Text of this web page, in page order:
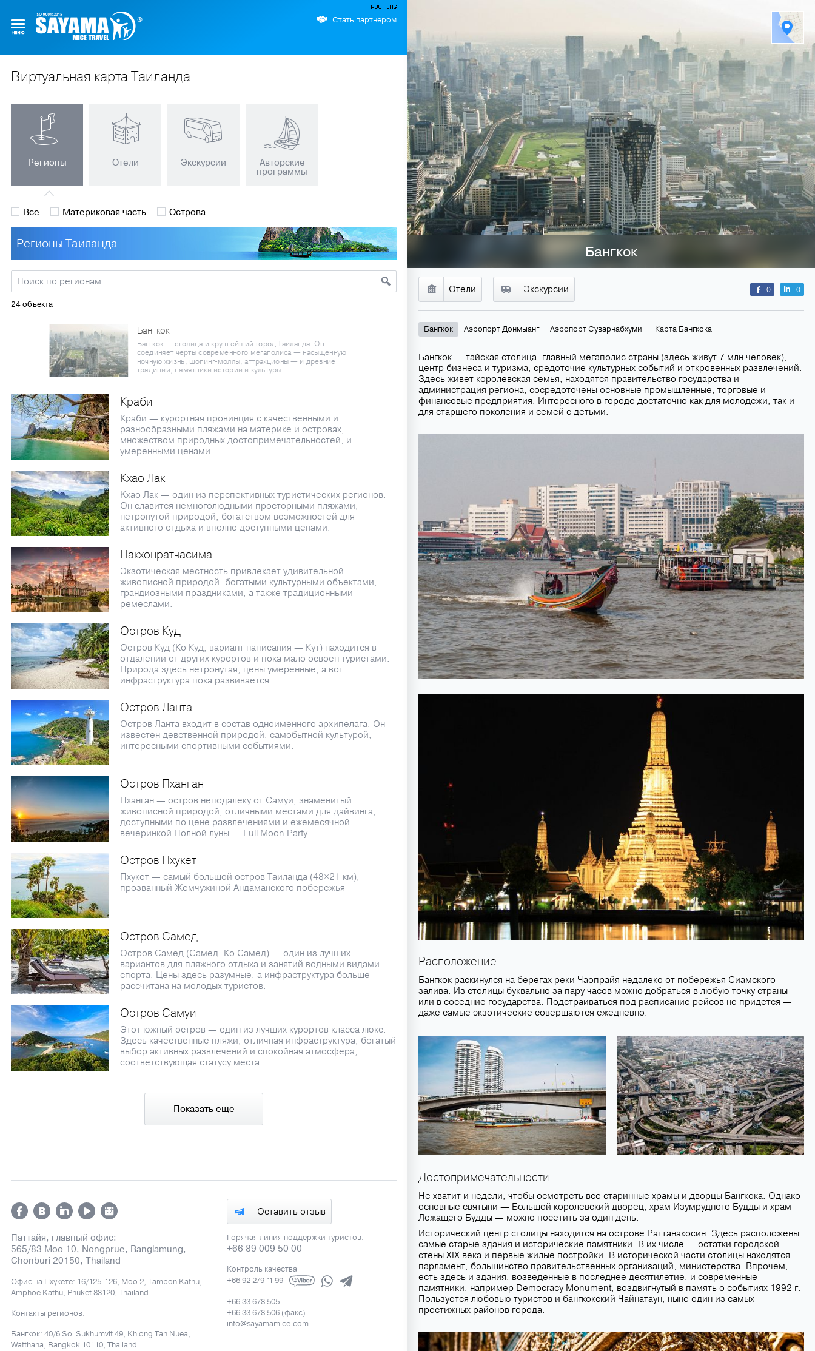
Стать партнером
+66 89 009 50 00 — горячая линия поддержки туристов 24 часа в сутки 7 дней в неделю
Виртуальная карта Таиланда
Регионы Отели Экскурсии Авторские
программы
Все Материковая часть Острова
Регионы Таиланда
24 объекта
Бангкок
Бангкок — столица и крупнейший город Таиланда. Он
соединяет черты современного мегаполиса — насыщенную
ночную жизнь, шопинг-моллы, аттракционы — и древние
традиции, памятники истории и культуры.
Краби
Краби — курортная провинция с качественными и
разнообразными пляжами на материке и островах,
множеством природных достопримечательностей, и
умеренными ценами.
Кхао Лак
Kхао Лак — один из перспективных туристических регионов.
Он славится немноголюдными просторными пляжами,
нетронутой природой, богатством возможностей для
активного отдыха и вполне доступными ценами.
Накхонратчасима
Экзотическая местность привлекает удивительной
живописной природой, богатыми культурными объектами,
грандиозными праздниками, а также традиционными
ремеслами.
Остров Куд
Остров Куд (Ко Куд, вариант написания — Кут) находится в
отдалении от других курортов и пока мало освоен туристами.
Природа здесь нетронутая, цены умеренные, а вот
инфраструктура пока развивается.
Остров Ланта
Остров Ланта входит в состав одноименного архипелага. Он
известен девственной природой, самобытной культурой,
интересными спортивными событиями.
Остров Пханган
Пханган — остров неподалеку от Самуи, знаменитый
живописной природой, отличными местами для дайвинга,
доступными по цене развлечениями и ежемесячной
вечеринкой Полной луны — Full Moon Party.
Остров Пхукет
Пхукет — самый большой остров Таиланда (48×21 км),
прозванный Жемчужиной Андаманского побережья
Остров Самед
Остров Самед (Самед, Ко Самед) — один из лучших
вариантов для пляжного отдыха и занятий водными видами
спорта. Цены здесь разумные, а инфраструктура больше
рассчитана на молодых туристов.
Остров Самуи
Этот южный остров — один из лучших курортов класса люкс.
Здесь качественные пляжи, отличная инфраструктура, богатый
выбор активных развлечений и спокойная атмосфера,
соответствующая статусу места.
Показать еще
Оставить отзыв
Паттайя, главный офис:
565/83 Moo 10, Nongprue, Banglamung,
Chonburi 20150, Thailand
Офис на Пхукете: 16/125-126, Moo 2, Tambon Kathu,
Amphoe Kathu, Phuket 83120, Thailand
Контакты регионов:
Бангкок: 40/6 Soi Sukhumvit 49, Khlong Tan Nuea,
Watthana, Bangkok 10110, Thailand
Горячая линия поддержки туристов:
+66 89 009 50 00
Контроль качества
+66 92 279 11 99
+66 33 678 505
+66 33 678 506 (факс)
info@sayamamice.com
Бангкок
Отели Экскурсии 0 0
Бангкок Аэропорт Донмыанг Аэропорт Суварнабхуми Карта Бангкока
Бангкок — тайская столица, главный мегаполис страны (здесь живут 7 млн человек),
центр бизнеса и туризма, средоточие культурных событий и откровенных развлечений.
Здесь живет королевская семья, находятся правительство государства и
администрация региона, сосредоточены основные промышленные, торговые и
финансовые предприятия. Интересного в городе достаточно как для молодежи, так и
для старшего поколения и семей с детьми.
Расположение
Бангкок раскинулся на берегах реки Чаопрайя недалеко от побережья Сиамского
залива. Из столицы буквально за пару часов можно добраться в любую точку страны
или в соседние государства. Подстраиваться под расписание рейсов не придется —
даже самые экзотические совершаются ежедневно.
Достопримечательности
Не хватит и недели, чтобы осмотреть все старинные храмы и дворцы Бангкока. Однако
основные святыни — Большой королевский дворец, храм Изумрудного Будды и храм
Лежащего Будды — можно посетить за один день.
Исторический центр столицы находится на острове Раттанакосин. Здесь расположены
самые старые здания и исторические памятники. В их числе — остатки городской
стены XIX века и первые жилые постройки. В исторической части столицы находятся
парламент, большинство правительственных организаций, министерства. Впрочем,
есть здесь и здания, возведенные в последнее десятилетие, и современные
памятники, например Democracy Monument, воздвигнутый в память о событиях 1992 г.
Пользуется любовью туристов и бангкокский Чайнатаун, ныне один из самых
престижных районов города.